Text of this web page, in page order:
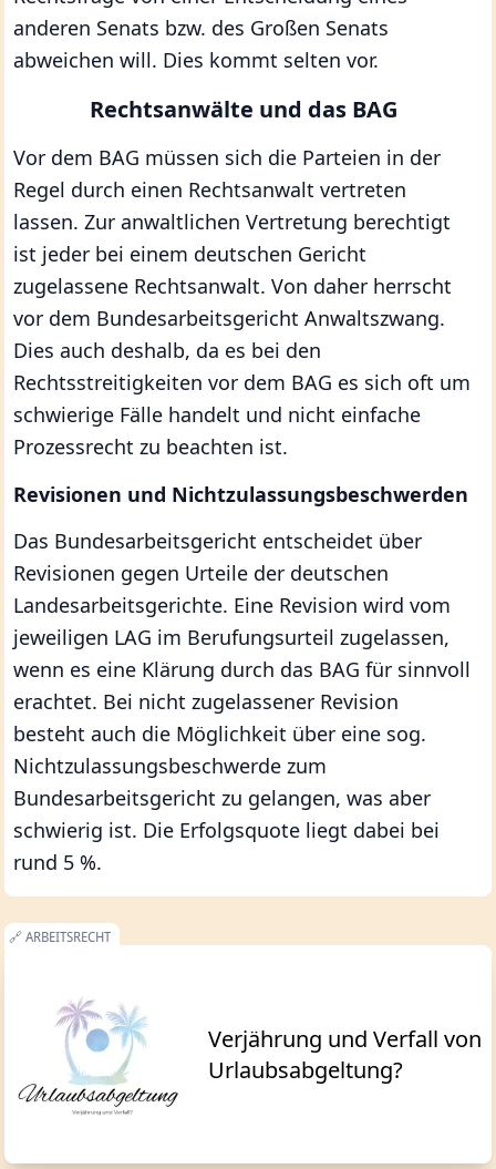
anderen Senats bzw. des Großen Senats
abweichen will. Dies kommt selten vor.
Rechtsanwälte und das BAG
Vor dem BAG müssen sich die Parteien in der
Regel durch einen Rechtsanwalt vertreten
lassen. Zur anwaltlichen Vertretung berechtigt
ist jeder bei einem deutschen Gericht
zugelassene Rechtsanwalt. Von daher herrscht
vor dem Bundesarbeitsgericht Anwaltszwang.
Dies auch deshalb, da es bei den
Rechtsstreitigkeiten vor dem BAG es sich oft um
schwierige Fälle handelt und nicht einfache
Prozessrecht zu beachten ist.
Revisionen und Nichtzulassungsbeschwerden
Das Bundesarbeitsgericht entscheidet über
Revisionen gegen Urteile der deutschen
Landesarbeitsgerichte. Eine Revision wird vom
jeweiligen LAG im Berufungsurteil zugelassen,
wenn es eine Klärung durch das BAG für sinnvoll
erachtet. Bei nicht zugelassener Revision
besteht auch die Möglichkeit über eine sog.
Nichtzulassungsbeschwerde zum
Bundesarbeitsgericht zu gelangen, was aber
schwierig ist. Die Erfolgsquote liegt dabei bei
rund 5 %.
🔗ARBEITSRECHT
Verjährung und Verfall von
Urlaubsabgeltung?